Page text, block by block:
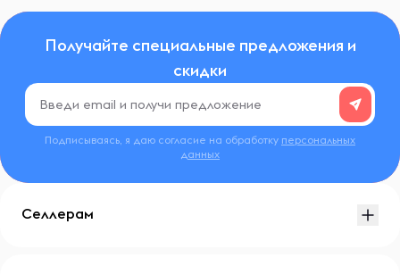
Получайте специальные предложения и
скидки
Подписываясь, я даю согласие на обработку персональных
данных
Селлерам